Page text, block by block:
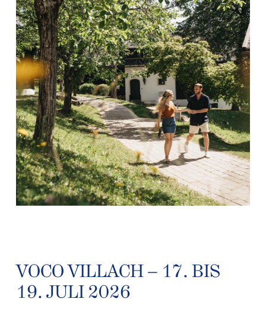
VOCO VILLACH – 17. BIS
19. JULI 2026